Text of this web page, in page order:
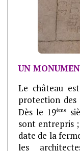
UN
Le château
protection des
Dès le 19ème
sont entrepris ;
date de la
les